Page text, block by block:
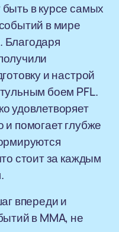
в курсе самых
в мире
и настрой
боем PFL.
удовлетворяет
помогает глубже
стоит за каждым
впереди и
в MMA, не